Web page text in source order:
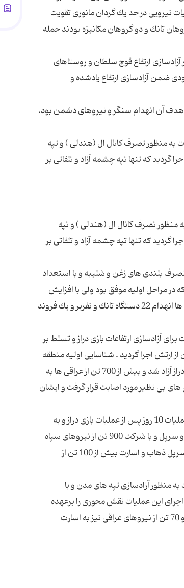
غرب منطقه سوسنگرد در 26 اسفند 1359 ; در این عملیات نیرویی در حد یك گردان مانوری تقویت
گروهان تانك و دو گروهان مكانیزه بودند حمله
فروردین 1360 ; این عملیات به منظور آزادسازی ارتفاع قوچ سلطان و روستاهای
ضمن آزادسازی ارتفاع یادشده و
در 14 فروردین 1360 ; این عملیات ایذایی و هدف آن انهدام سنگر و نیروهای دشمن بود.
در منطقه غرب دزفول در 15 فروردین 1360 ; این عملیات به منظور تصرف كانال ال (هندلی ) و تپه
كه تنها تپه چشمه آزاد و تلفاتی بر
غرب دزفول در 15 فروردین 1360 ; این عملیات به منظور تصرف كانال ال (هندلی ) و تپه
كه تنها تپه چشمه آزاد و تلفاتی بر
در 25 فروردین 1360 ; این عملیات برای تصرف بلندی های زغن و شلیبه و با استعداد
و 18 تن داوطلب از لشكر 21 حمزه انجام شد كه در مراحل اولیه موفق بود ولی با افزایش
فشار دشمن نیروهای خودی به مواضع خود عقب نشینی كردند. اسارت 24 تن از عراقی ها انهدام 22 دستگاه تانك و نفربر و یك فروند
سرپل ذهاب از دوم تا دهم اردیبهشت 1360 ; این عملیات برای آزادسازی ارتفاعات بازی دراز و تسلط بر
ارتش اجرا گردید . شناسایی اولیه منطقه
را برادران سپاه انجام دادند . در این نبرد قله های 850 900 1000 1100 از ارتفاعات بازی دراز آزاد شد و بیش از 700 تن از عراقی ها به
بی نظیر مورد اصابت قرار گرفت و ایشان
9 ـ عملیات آزادسازی تنگه حاجیان در منطقه گیلان غرب در 12 اردیبهشت 1360 ; این عملیات 10 روز پس از عملیات بازی دراز و به
منظور آزادسازی تنگه حاجیان و بازشدن جاده مواصلاتی گیلان غرب به جبهه شیشه راه و سرپل و با شركت 900 تن از نیروهای سپاه
انجام گرفت . آزادسازی تنگه حاجیان و اتصال جاده مواصلاتی جبهه های گیلان غرب به سرپل ذهاب و اسارت بیش از 100 تن از
منطقه آبادان در 25 اردیبهشت 1360 ; این عملیات به منظور آزادسازی تپه های مدن و با
ریزی و اجرای این عملیات نقش محوری را برعهده
داشت . تپه های مدن در این عملیات آزاد و 22 دستگاه تانك و نفربر دشمن منهدم شد و 70 تن از نیروهای عراقی نیز به اسارت